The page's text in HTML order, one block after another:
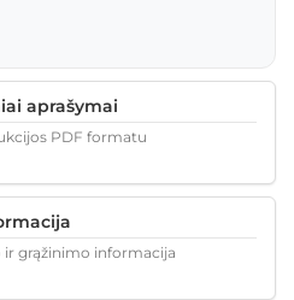
aprašymai
PDF formatu
grąžinimo informacija